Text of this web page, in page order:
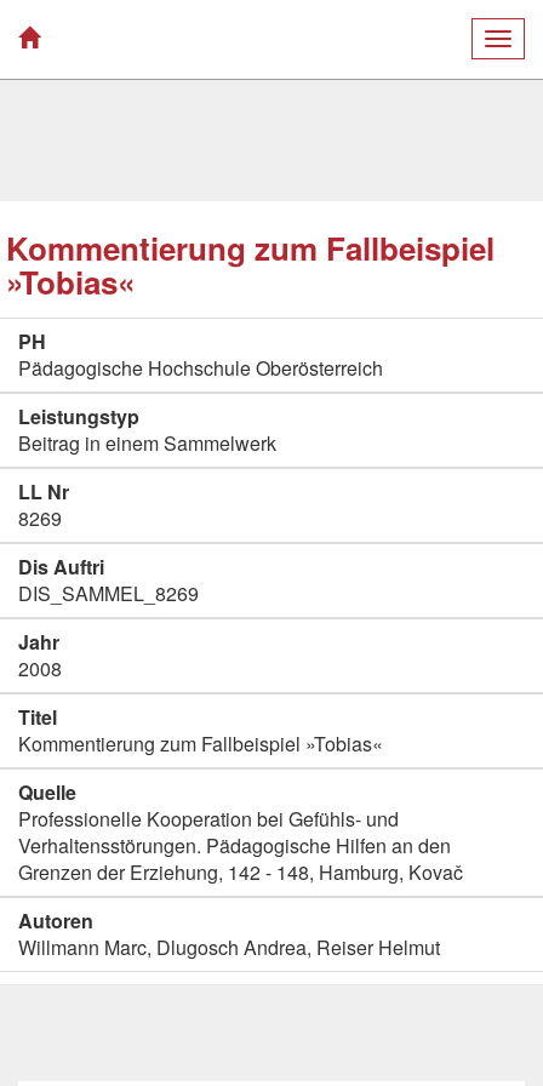
Kommentierung zum Fallbeispiel
»Tobias«
PH
Pädagogische Hochschule Oberösterreich
Leistungstyp
Beitrag in einem Sammelwerk
LL Nr
8269
Dis Auftri
DIS_SAMMEL_8269
Jahr
2008
Titel
Kommentierung zum Fallbeispiel »Tobias«
Quelle
Professionelle Kooperation bei Gefühls- und
Verhaltensstörungen. Pädagogische Hilfen an den
Grenzen der Erziehung, 142 - 148, Hamburg, Kovač
Autoren
Willmann Marc, Dlugosch Andrea, Reiser Helmut